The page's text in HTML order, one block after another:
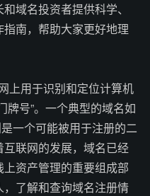
域名投资者提供科学、
南，帮助大家更好地理
上用于识别和定位计算机
牌号”。一个典型的域名如
是一个可能被用于注册的二
联网的发展，域名已经
资产管理的重要组成部
了解和查询域名注册情